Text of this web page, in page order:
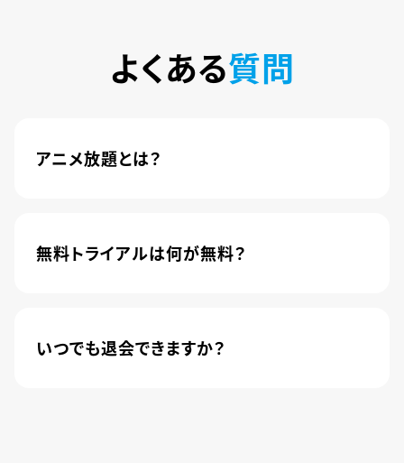
よくある質問
アニメ放題とは？
されました。
無料トライアルは何が無料？
いつでも退会できますか？